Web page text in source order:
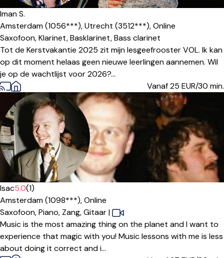
Iman S.
Amsterdam (1056***),Utrecht (3512***),Online
Saxofoon,Klarinet,Basklarinet,Bass clarinet
Tot de Kerstvakantie 2025 zit mijn lesgeefrooster VOL. Ik kan
op dit moment helaas geen nieuwe leerlingen aannemen. Wil
je op de wachtlijst voor 2026?...
Vanaf 25 EUR/30 min.
Isac5.0(1)
Amsterdam (1098***),Online
Saxofoon,Piano, Zang,Gitaar|
Music is the most amazing thing on the planet and I want to
experience that magic with you! Music lessons with me is less
about doing it correct and i...